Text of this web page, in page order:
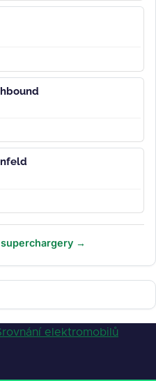
→
elektromobilů